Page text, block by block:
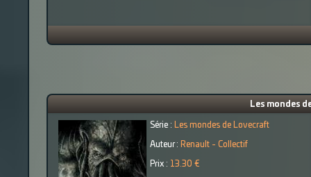
Les mondes
Série : Les mondes de Lovecraft
Auteur : Renault - Collectif
Prix : 13.30 €